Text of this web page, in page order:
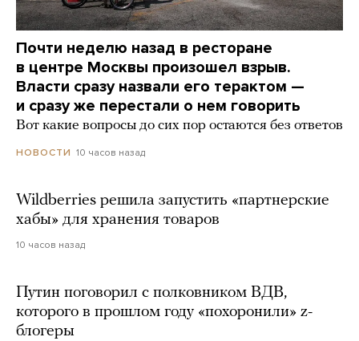
Почти неделю назад в ресторане
в центре Москвы произошел взрыв.
Власти сразу назвали его терактом —
и сразу же перестали о нем говорить
Вот какие вопросы до сих пор остаются без ответов
НОВОСТИ 10 часов назад
Wildberries решила запустить «партнерские
хабы» для хранения товаров
10 часов назад
Путин поговорил с полковником ВДВ,
которого в прошлом году «похоронили» z-
блогеры